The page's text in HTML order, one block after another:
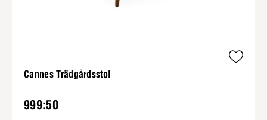
Cannes Trädgårdsstol
999:50